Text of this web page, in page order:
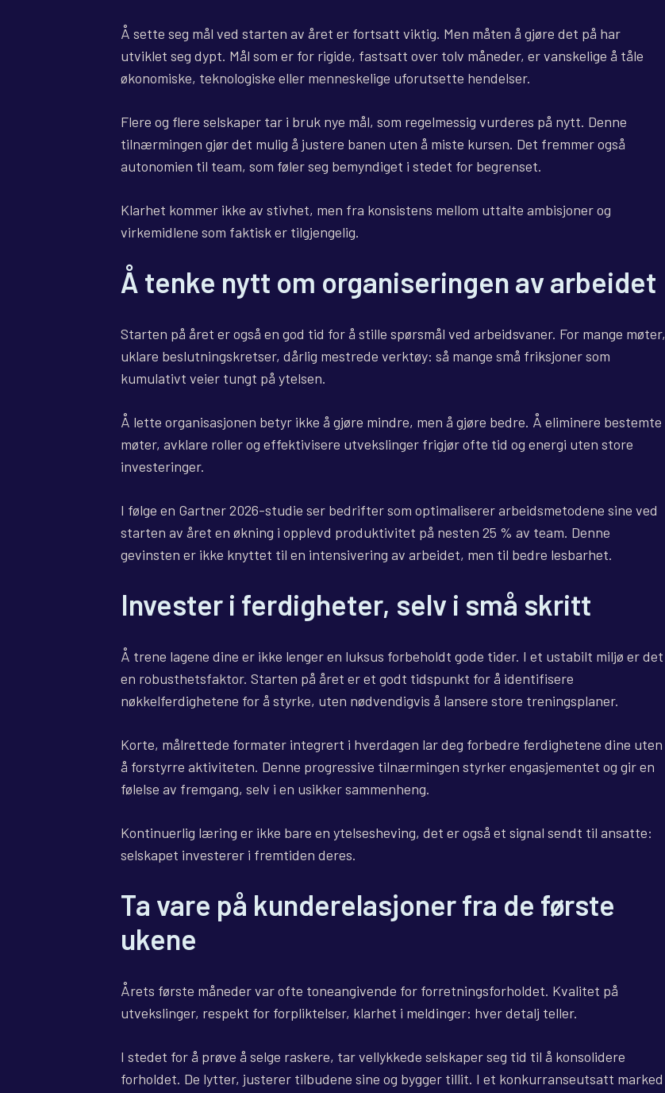
Å sette seg mål ved starten av året er fortsatt viktig. Men måten å gjøre det på har
utviklet seg dypt. Mål som er for rigide, fastsatt over tolv måneder, er vanskelige å tåle
økonomiske, teknologiske eller menneskelige uforutsette hendelser.
Flere og flere selskaper tar i bruk nye mål, som regelmessig vurderes på nytt. Denne
tilnærmingen gjør det mulig å justere banen uten å miste kursen. Det fremmer også
autonomien til team, som føler seg bemyndiget i stedet for begrenset.
Klarhet kommer ikke av stivhet, men fra konsistens mellom uttalte ambisjoner og
virkemidlene som faktisk er tilgjengelig.
Å tenke nytt om organiseringen av arbeidet
Starten på året er også en god tid for å stille spørsmål ved arbeidsvaner. For mange møter,
uklare beslutningskretser, dårlig mestrede verktøy: så mange små friksjoner som
kumulativt veier tungt på ytelsen.
Å lette organisasjonen betyr ikke å gjøre mindre, men å gjøre bedre. Å eliminere bestemte
møter, avklare roller og effektivisere utvekslinger frigjør ofte tid og energi uten store
investeringer.
I følge en Gartner 2026-studie ser bedrifter som optimaliserer arbeidsmetodene sine ved
starten av året en økning i opplevd produktivitet på nesten 25 % av team. Denne
gevinsten er ikke knyttet til en intensivering av arbeidet, men til bedre lesbarhet.
Invester i ferdigheter, selv i små skritt
Å trene lagene dine er ikke lenger en luksus forbeholdt gode tider. I et ustabilt miljø er det
en robusthetsfaktor. Starten på året er et godt tidspunkt for å identifisere
nøkkelferdighetene for å styrke, uten nødvendigvis å lansere store treningsplaner.
Korte, målrettede formater integrert i hverdagen lar deg forbedre ferdighetene dine uten
å forstyrre aktiviteten. Denne progressive tilnærmingen styrker engasjementet og gir en
følelse av fremgang, selv i en usikker sammenheng.
Kontinuerlig læring er ikke bare en ytelsesheving, det er også et signal sendt til ansatte:
selskapet investerer i fremtiden deres.
Ta vare på kunderelasjoner fra de første
ukene
Årets første måneder var ofte toneangivende for forretningsforholdet. Kvalitet på
utvekslinger, respekt for forpliktelser, klarhet i meldinger: hver detalj teller.
I stedet for å prøve å selge raskere, tar vellykkede selskaper seg tid til å konsolidere
forholdet. De lytter, justerer tilbudene sine og bygger tillit. I et konkurranseutsatt marked